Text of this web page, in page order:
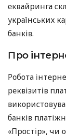
еквайринга
українських
банків.
Про
Робота
реквізитів
банків
«Простір», чи